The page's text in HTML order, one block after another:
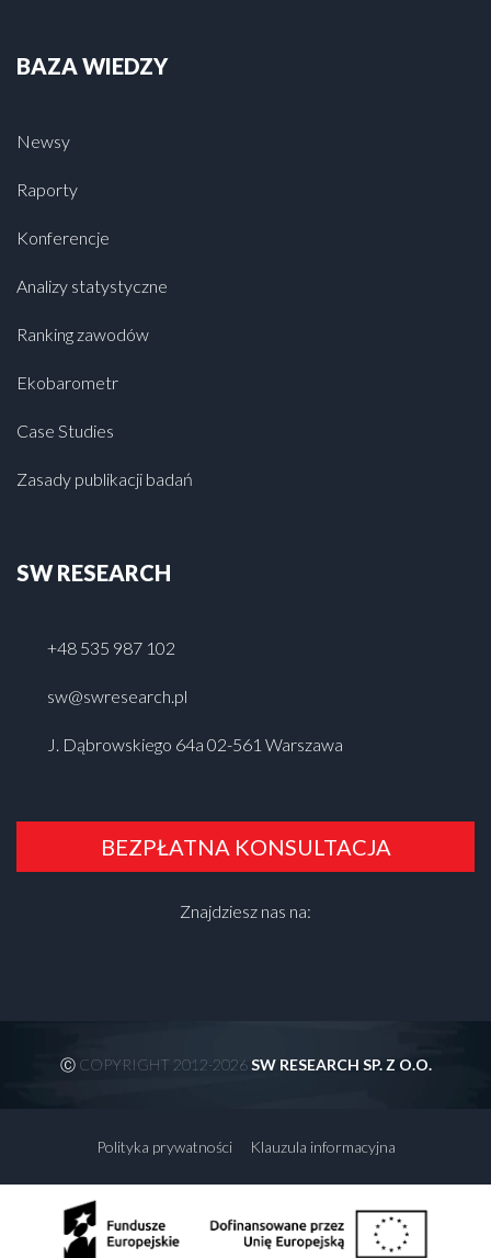
BAZA WIEDZY
Newsy
Raporty
Konferencje
Analizy statystyczne
Ranking zawodów
Ekobarometr
Case Studies
Zasady publikacji badań
SW RESEARCH
+48 535 987 102
sw@swresearch.pl
J. Dąbrowskiego 64a 02-561 Warszawa
BEZPŁATNA KONSULTACJA
Znajdziesz nas na:
Ⓒ COPYRIGHT 2012-2026SW RESEARCH SP. Z O.O.
Polityka prywatności Klauzula informacyjna